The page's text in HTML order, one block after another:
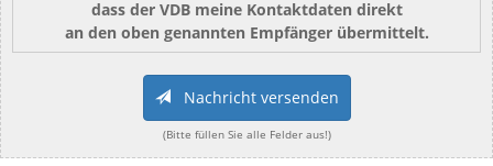
dass der VDB meine Kontaktdaten direkt
an den oben genannten Empfänger übermittelt.
Nachricht versenden
(Bitte füllen Sie alle Felder aus!)